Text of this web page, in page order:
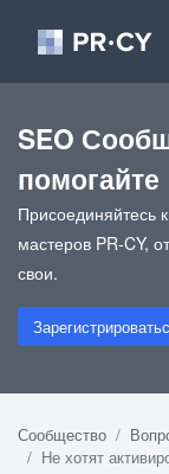
SEO
помогайте
Присоединяйтесь
мастеров PR-CY,
свои.
Сообщество
Не хотят